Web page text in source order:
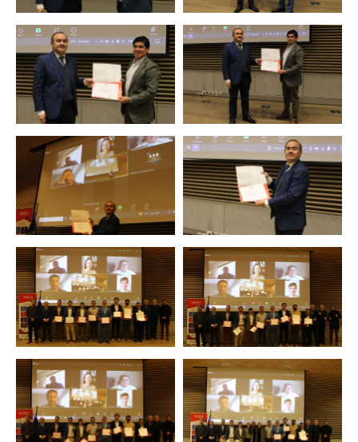
Zoom Zoom
Zoom Zoom
Zoom Zoom
Zoom Zoom